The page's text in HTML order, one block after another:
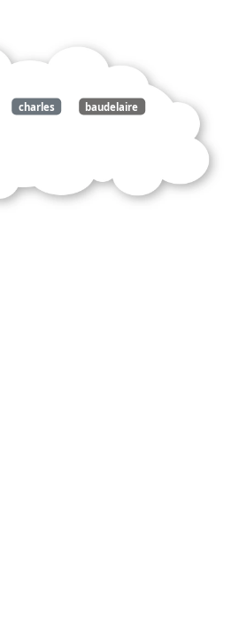
charles baudelaire